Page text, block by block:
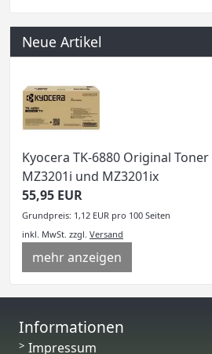
Neue Artikel
Kyocera TK-6880 Original
MZ3201i und MZ3201ix
55,95 EUR
Grundpreis: 1,12 EUR pro 100 Seiten
inkl. MwSt. zzgl. Versand
mehr anzeigen
Informationen
Impressum